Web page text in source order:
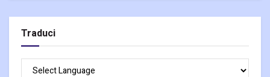
Traduci